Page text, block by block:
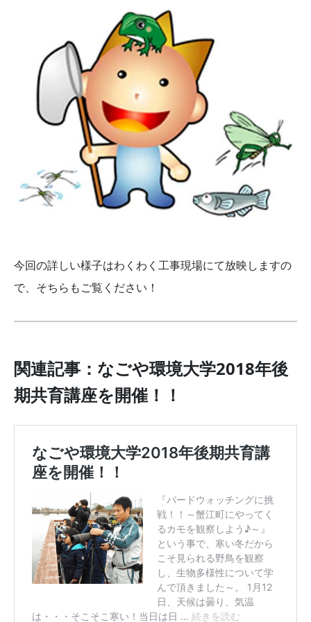
今回の詳しい様子はわくわく工事現場にて放映しますの
で、そちらもご覧ください！
関連記事：なごや環境大学2018年後
期共育講座を開催！！